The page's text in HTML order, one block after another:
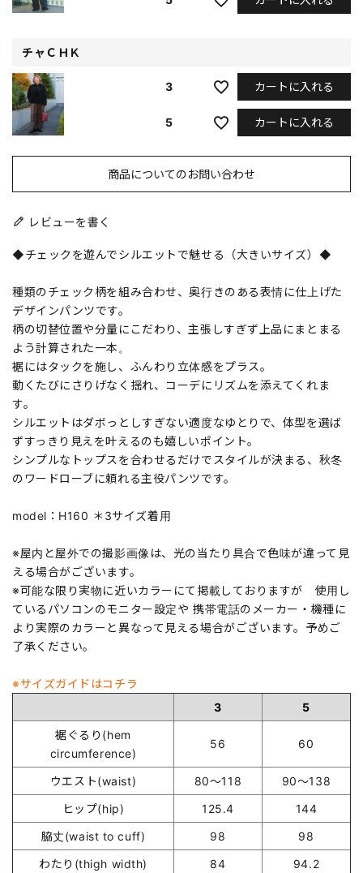
チャＣＨＫ
3 カートに入れる
5 カートに入れる
商品についてのお問い合わせ
レビューを書く
◆チェックを遊んでシルエットで魅せる（大きいサイズ）◆
種類のチェック柄を組み合わせ、奥行きのある表情に仕上げた
デザインパンツです。
柄の切替位置や分量にこだわり、主張しすぎず上品にまとまる
よう計算された一本。
裾にはタックを施し、ふんわり立体感をプラス。
動くたびにさりげなく揺れ、コーデにリズムを添えてくれま
す。
シルエットはダボっとしすぎない適度なゆとりで、体型を選ば
ずすっきり見えを叶えるのも嬉しいポイント。
シンプルなトップスを合わせるだけでスタイルが決まる、秋冬
のワードローブに頼れる主役パンツです。
model：H160 ＊3サイズ着用
※屋内と屋外での撮影画像は、光の当たり具合で色味が違って見
える場合がございます。
※可能な限り実物に近いカラーにて掲載しておりますが 使用し
ているパソコンのモニター設定や 携帯電話のメーカー・機種に
より実際のカラーと異なって見える場合がございます。予めご
了承ください。
※サイズガイドはコチラ
3
5
裾ぐるり(hem
circumference)
56 60
ウエスト(waist) 80～118
90～138
ヒップ(hip)
125.4
144
脇丈(waist to cuff)
98
98
わたり(thigh width)
84 94.2